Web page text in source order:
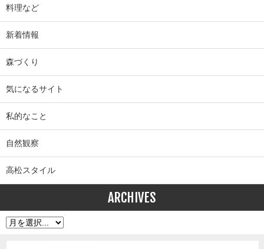
料理など
新着情報
森づくり
気になるサイト
私的なこと
自然観察
高松スタイル
ARCHIVES